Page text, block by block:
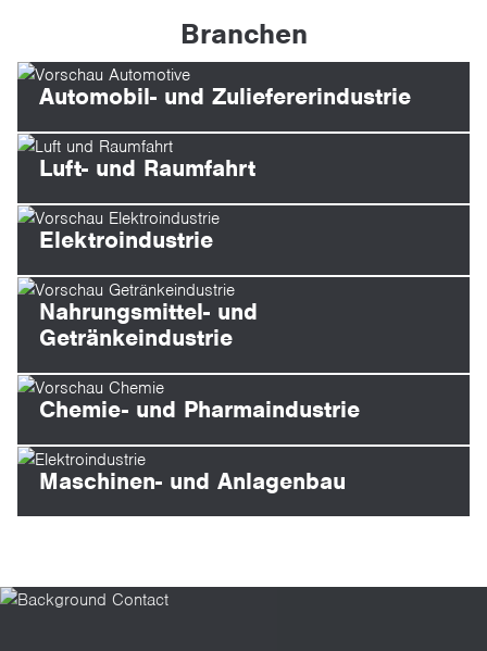
Branchen
Automobil- und Zuliefererindustrie
Luft- und Raumfahrt
Elektroindustrie
Nahrungsmittel- und
Getränkeindustrie
Chemie- und Pharmaindustrie
Maschinen- und Anlagenbau